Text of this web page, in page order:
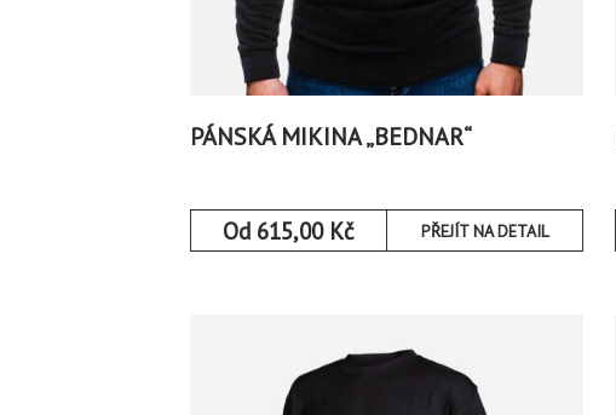
PÁNSKÁ MIKINA „BEDNAR“
Od 615,00 Kč PŘEJÍT NA DETAIL